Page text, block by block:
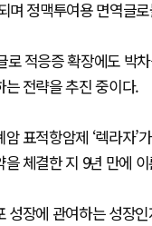
며 정맥투여용 면역글
로 적응증 확장에도 박
전략을 추진 중이다.
표적항암제 ‘렉라자’
체결한 지 9년 만에
성장에 관여하는 성장